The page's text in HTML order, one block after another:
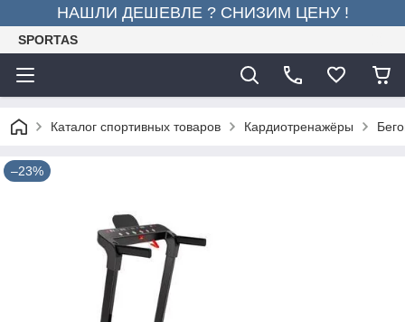
НАШЛИ ДЕШЕВЛЕ ? СНИЗИМ ЦЕНУ !
SPORTAS
Каталог спортивных товаров Кардиотренажёры
–23%